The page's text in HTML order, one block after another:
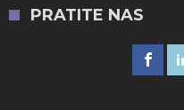
PRATITE NAS